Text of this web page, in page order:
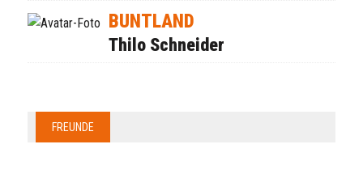
BUNTLAND
Thilo Schneider
FREUNDE